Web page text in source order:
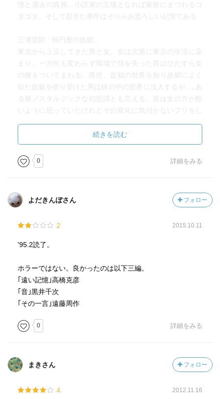
憶と過去の真相…小説家の立場となれば家族にまつわるゴ
タゴタ、そして起きた事件はそりゃあ恐ろしい記憶である
三浦哲郎「楕円形の故郷」
東北から上京してきた男と女。女は次第に東京の生活に染
まり、一方何も変わらず職場で指を失った男はひたすら女
の後をついてまわる。偶然、盆栽の世界を知り故郷によく
似た盆栽を借り受けた男は鉢の中の世界に没入するが…｡あ
る種ノスタルジックな幻想譚とも言える。昔は女の方が酷
いように思っていたけれどその変化に気付かないフリをし
黒井千次「音」
近所の工事現場の音に耐えられず、友人の持つ山奥の別荘
に滞在し執筆作業を行う事にした作家。一人きりの別荘は
ホラーらしい演出もあるが、心霊云々ではなく自然の圧倒
的存在感に対する一生物の小ささ弱さを表した孤独感恐怖
河野多恵子「雪」
と狂った母、その歪みを受け死児と同じ名前を付けられ年
齢も変えられた、血の繋がらぬ娘…。関係性が少しごちゃ
まぜになり分かりにくい点はあるが、母娘の奇妙な依存関
係、死児の取り憑いたかのようなラスト主人公の言動は静
澁澤龍彦「髑髏盃」
髑髏盃の呪いでも良さそうな所、過去命を落とした使用人
の息子の怨念の可能性も…の点は蛇足のような気も
山川方夫「お守り」
続きを読む
0 詳細をみる
よだきんぼさん フォロー
2 2015.10.11
'95.2読了。
ホラーではない。良かったのは以下三編。
｢遠い記憶｣高橋克彦
｢音｣黒井千次
｢その一言｣遠藤周作
0 詳細をみる
まきさん フォロー
4 2012.11.16